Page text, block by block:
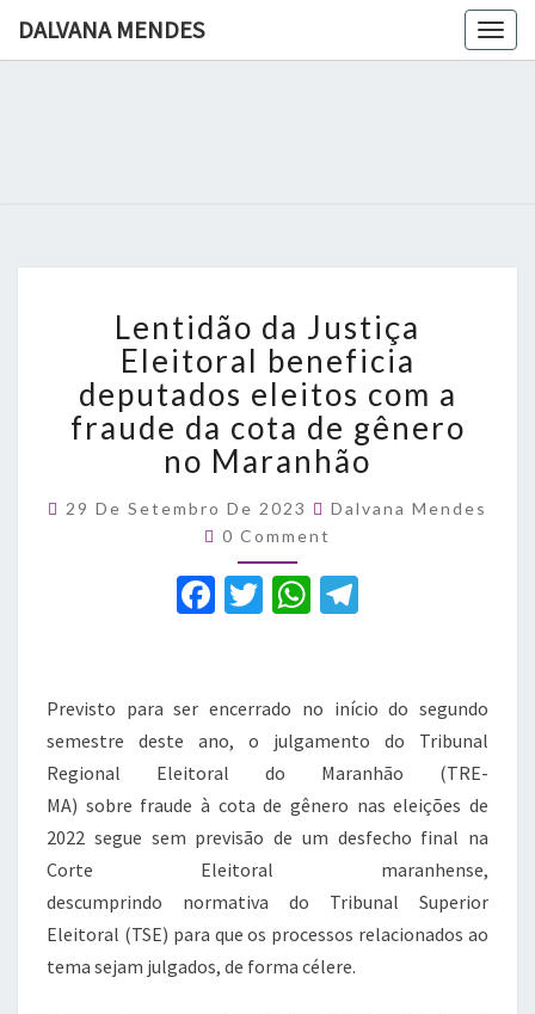
DALVANA MENDES
da
Justiça
Eleitoral
beneficia
deputados
eleitos
a
fraude
da
cota
de
Lentidão da Justiça
Eleitoral beneficia
deputados eleitos com a
fraude da cota de gênero
no Maranhão
29 De Setembro De 2023
Dalvana Mendes
Comments
0 Comment
F
e
b
o
o
k
T
te
r
W
s
A
p
p
gr
a
m
Previsto para ser encerrado no início do segundo
semestre deste ano, o julgamento do Tribunal
Regional Eleitoral do Maranhão (TRE-
MA) sobre fraude à cota de gênero nas eleições de
2022 segue sem previsão de um desfecho final na
Corte Eleitoral maranhense,
descumprindo normativa do Tribunal Superior
Eleitoral (TSE) para que os processos relacionados ao
tema sejam julgados, de forma célere.